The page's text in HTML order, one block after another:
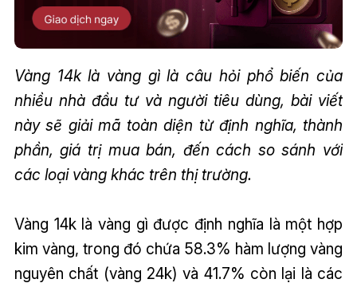
Vàng 14k là vàng gì là câu hỏi phổ biến của
nhiều nhà đầu tư và người tiêu dùng, bài viết
này sẽ giải mã toàn diện từ định nghĩa, thành
phần, giá trị mua bán, đến cách so sánh với
các loại vàng khác trên thị trường.
Vàng 14k là vàng gì được định nghĩa là một hợp
kim vàng, trong đó chứa 58.3% hàm lượng vàng
nguyên chất (vàng 24k) và 41.7% còn lại là các